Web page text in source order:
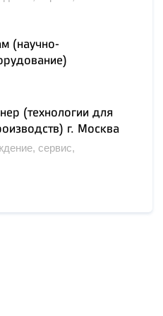
(научно-
(технологии для
г. Москва
сервис,